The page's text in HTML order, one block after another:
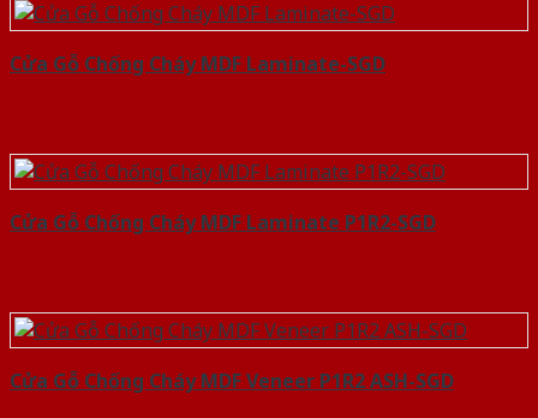
Cửa Gỗ Chống Cháy MDF Laminate-SGD
Cửa Gỗ Chống Cháy MDF Laminate P1R2-SGD
Cửa Gỗ Chống Cháy MDF Veneer P1R2 ASH-SGD